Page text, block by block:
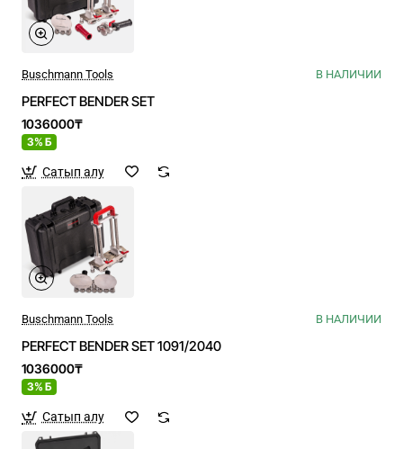
Buschmann Tools В НАЛИЧИИ
PERFECT BENDER SET
1036000₸
3% Б
Сатып алу
Buschmann Tools В НАЛИЧИИ
PERFECT BENDER SET 1091/2040
1036000₸
3% Б
Сатып алу